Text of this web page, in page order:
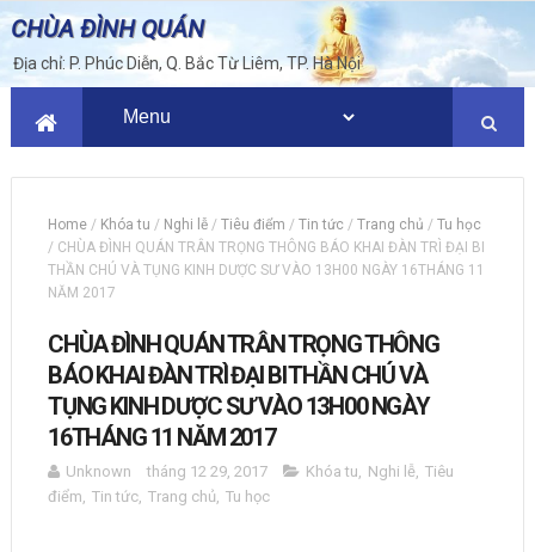
CHÙA ĐÌNH QUÁN
Địa chỉ: P. Phúc Diễn, Q. Bắc Từ Liêm, TP. Hà Nội
Home / Khóa tu / Nghi lễ / Tiêu điểm / Tin tức / Trang chủ / Tu học
/ CHÙA ĐÌNH QUÁN TRÂN TRỌNG THÔNG BÁO KHAI ĐÀN TRÌ ĐẠI BI
THẦN CHÚ VÀ TỤNG KINH DƯỢC SƯ VÀO 13H00 NGÀY 16THÁNG 11
NĂM 2017
CHÙA ĐÌNH QUÁN TRÂN TRỌNG THÔNG
BÁO KHAI ĐÀN TRÌ ĐẠI BI THẦN CHÚ VÀ
TỤNG KINH DƯỢC SƯ VÀO 13H00 NGÀY
16THÁNG 11 NĂM 2017
Unknown tháng 12 29, 2017 Khóa tu, Nghi lễ, Tiêu
điểm, Tin tức, Trang chủ, Tu học